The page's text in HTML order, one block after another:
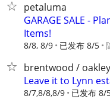
petaluma
GARAGE SALE -
Items!
8/8, 8/9 已发布 8/5
brentwood / oakley
Leave it to Lynn
8/7,8/8,8/9 已发布 8/